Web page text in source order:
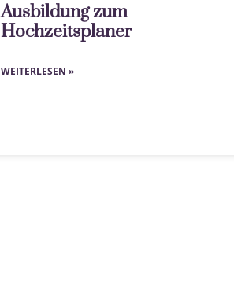
Ausbildung zum
Hochzeitsplaner
WEITERLESEN »